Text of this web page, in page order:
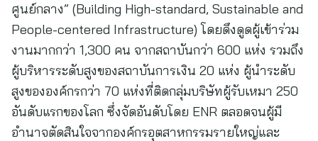
ศูนย์กลาง” (Building High-standard, Sustainable and
People-centered Infrastructure) โดยดึงดูดผู้เข้าร่วม
งานมากกว่า 1,300 คน จากสถาบันกว่า 600 แห่ง รวมถึง
ผู้บริหารระดับสูงของสถาบันการเงิน 20 แห่ง ผู้นำระดับ
สูงขององค์กรกว่า 70 แห่งที่ติดกลุ่มบริษัทผู้รับเหมา 250
อันดับแรกของโลก ซึ่งจัดอันดับโดย ENR ตลอดจนผู้มี
อำนาจตัดสินใจจากองค์กรอุตสาหกรรมรายใหญ่และ